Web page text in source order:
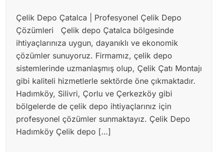
Çelik Depo Çatalca | Profesyonel Çelik Depo
Çözümleri Çelik depo Çatalca bölgesinde
ihtiyaçlarınıza uygun, dayanıklı ve ekonomik
çözümler sunuyoruz. Firmamız, çelik depo
sistemlerinde uzmanlaşmış olup, Çelik Çatı Montajı
gibi kaliteli hizmetlerle sektörde öne çıkmaktadır.
Hadımköy, Silivri, Çorlu ve Çerkezköy gibi
bölgelerde de çelik depo ihtiyaçlarınız için
profesyonel çözümler sunmaktayız. Çelik Depo
Hadımköy Çelik depo […]